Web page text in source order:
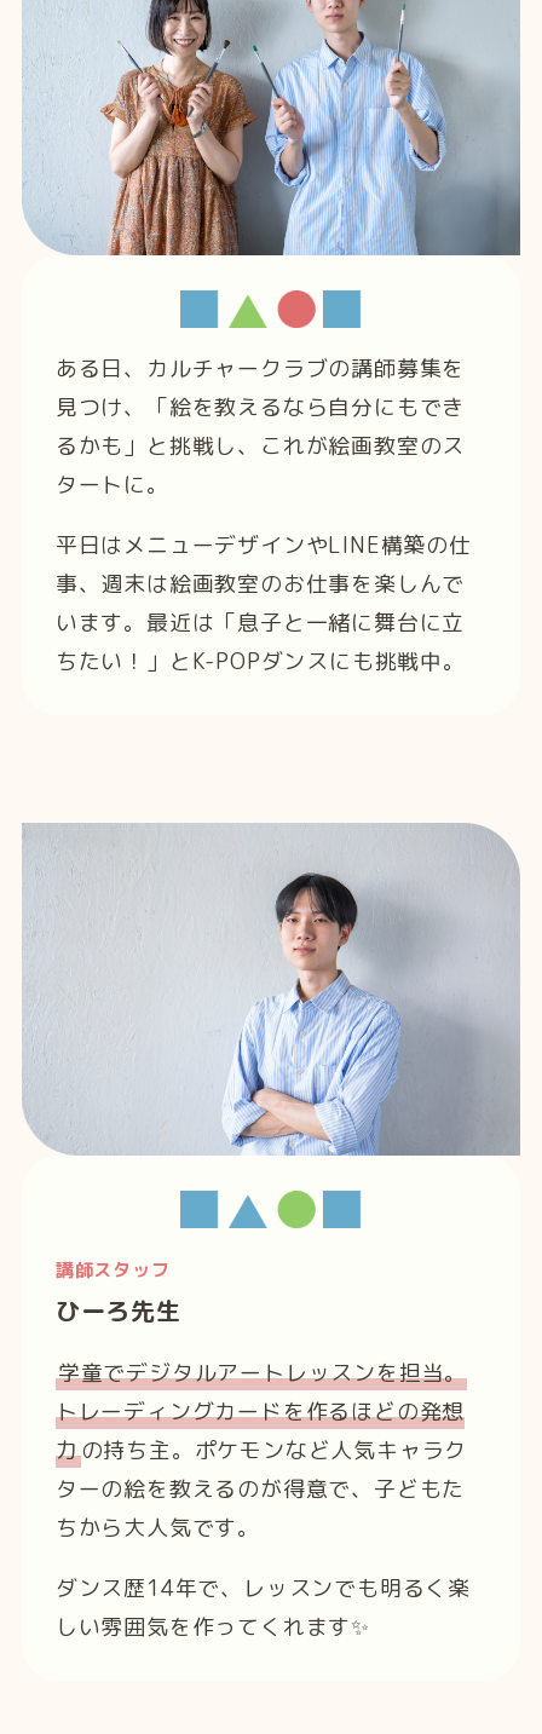
ある日、カルチャークラブの講師募集を
見つけ、「絵を教えるなら自分にもでき
るかも」と挑戦し、これが絵画教室のス
タートに。
平日はメニューデザインやLINE構築の仕
事、週末は絵画教室のお仕事を楽しんで
います。最近は「息子と一緒に舞台に立
ちたい！」とK-POPダンスにも挑戦中。
講師スタッフ
ひーろ先生
学童でデジタルアートレッスンを担当。
トレーディングカードを作るほどの発想
力の持ち主。ポケモンなど人気キャラク
ターの絵を教えるのが得意で、子どもた
ちから大人気です。
ダンス歴14年で、レッスンでも明るく楽
しい雰囲気を作ってくれます✨